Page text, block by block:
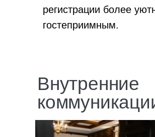
регистрации более
гостеприимным.
Внутренние